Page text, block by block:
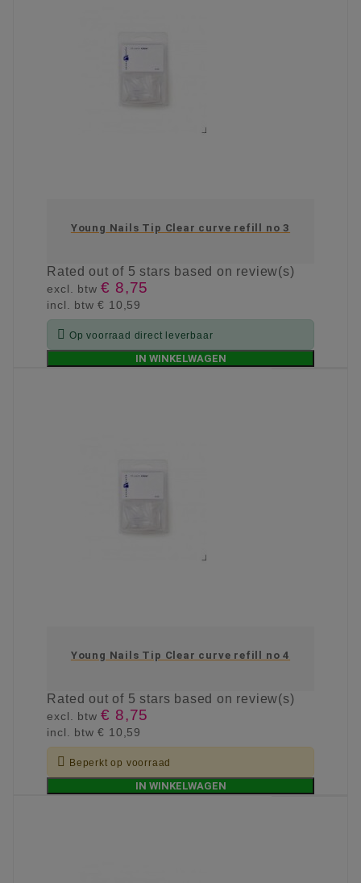
Young Nails Tip Clear curve refill no 3
Ratedout of 5 stars based on review(s)
excl. btw€ 8,75
incl. btw€ 10,59
 Op voorraad direct leverbaar
IN WINKELWAGEN
Young Nails Tip Clear curve refill no 4
Ratedout of 5 stars based on review(s)
excl. btw€ 8,75
incl. btw€ 10,59
 Beperkt op voorraad
IN WINKELWAGEN